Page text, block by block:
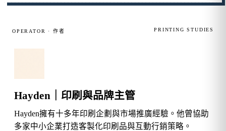
OPERATOR · 作者 PRINTING STUDIES
Hayden｜印刷與品牌主管
Hayden擁有十多年印刷企劃與市場推廣經驗。他曾協助
多家中小企業打造客製化印刷品與互動行銷策略。